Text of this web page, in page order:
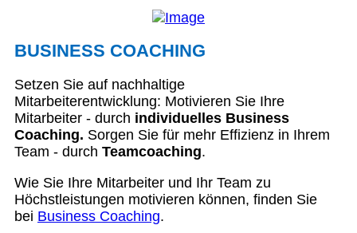
BUSINESS COACHING
Setzen Sie auf nachhaltige
Mitarbeiterentwicklung: Motivieren Sie Ihre
Mitarbeiter - durch individuelles Business
Coaching. Sorgen Sie für mehr Effizienz in Ihrem
Team - durch Teamcoaching.
Wie Sie Ihre Mitarbeiter und Ihr Team zu
Höchstleistungen motivieren können, finden Sie
bei Business Coaching.